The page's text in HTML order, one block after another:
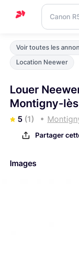
Accueil
Support
Nous
contacter
Voir toutes les
Location Neewer
Louer
Montigny-
5 (1)
Partager
Images